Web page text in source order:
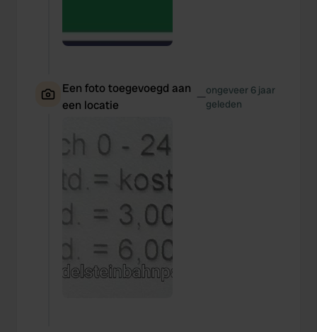
Een foto toegevoegd aan
een locatie
—ongeveer 6 jaar
geleden